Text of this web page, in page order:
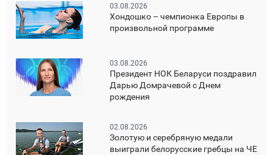
03.08.2026
Хондошко – чемпионка Европы в
произвольной программе
03.08.2026
Президент НОК Беларуси поздравил
Дарью Домрачевой с Днем
рождения
02.08.2026
Золотую и серебряную медали
выиграли белорусские гребцы на ЧЕ